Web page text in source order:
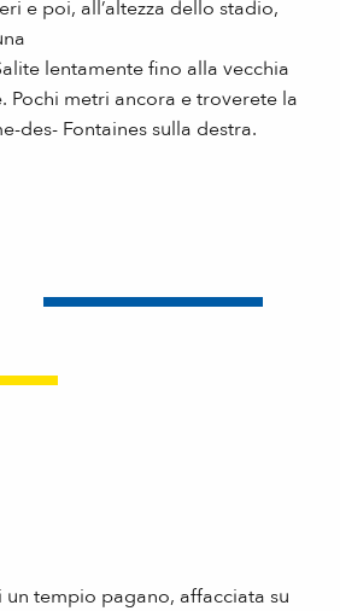
e poi, all’altezza dello stadio,
lentamente fino alla vecchia
Pochi metri ancora e troverete la
des- Fontaines sulla destra.
un tempio pagano, affacciata su